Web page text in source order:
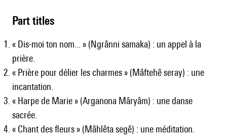
Part titles
« Dis-moi ton nom... » (Ngrânni samaka) : un appel à la
prière.
« Prière pour délier les charmes » (Mâftehê seray) : une
incantation.
« Harpe de Marie » (Arganona Mâryâm) : une danse
sacrée.
« Chant des fleurs » (Mâhlêta segê) : une méditation.